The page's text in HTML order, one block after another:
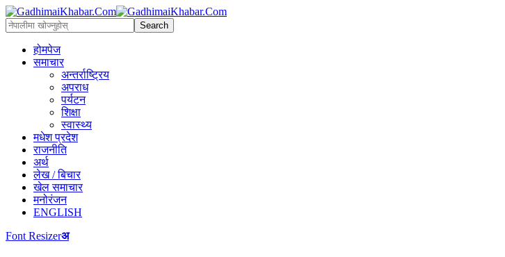
होमपेज
समाचार
अन्तर्राष्ट्रिय
अपराध
पर्यटन
शिक्षा
स्वास्थ्य
मधेश प्रदेश
राजनीति
अर्थ
लेख / बिचार
खेल समाचार
मनोरंजन
ENGLISH
Font Resizerअ